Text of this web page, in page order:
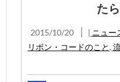
た
2015/10/20 | ニュー
リボン・コードのこと ,